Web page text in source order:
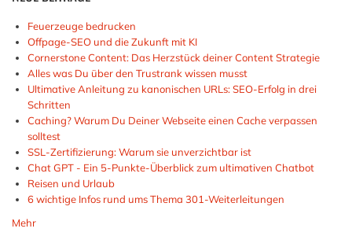
Feuerzeuge bedrucken
Offpage-SEO und die Zukunft mit KI
Cornerstone Content: Das Herzstück deiner Content Strategie
Alles was Du über den Trustrank wissen musst
Ultimative Anleitung zu kanonischen URLs: SEO-Erfolg in drei
Schritten
Caching? Warum Du Deiner Webseite einen Cache verpassen
solltest
SSL-Zertifizierung: Warum sie unverzichtbar ist
Chat GPT - Ein 5-Punkte-Überblick zum ultimativen Chatbot
Reisen und Urlaub
6 wichtige Infos rund ums Thema 301-Weiterleitungen
Mehr